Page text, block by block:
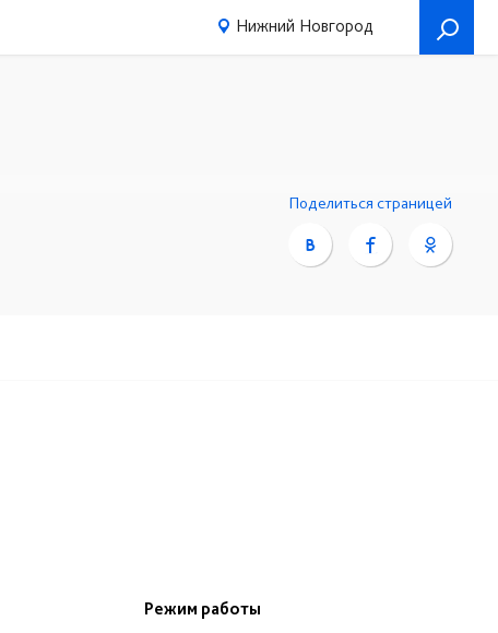
Нижний Новгород
Поделиться страницей
Режим работы